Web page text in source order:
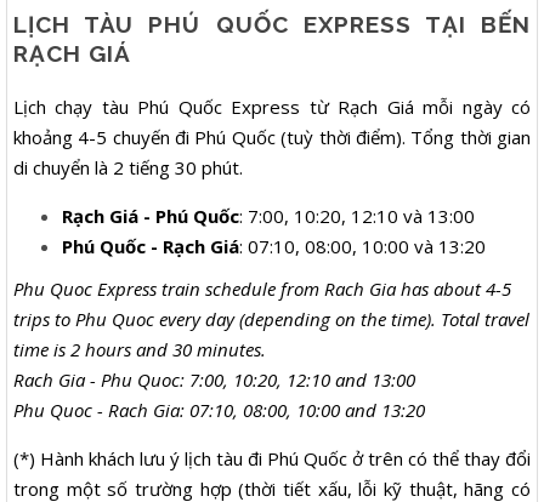
LỊCH TÀU PHÚ QUỐC EXPRESS TẠI BẾN
RẠCH GIÁ
Lịch chạy tàu Phú Quốc Express từ Rạch Giá mỗi ngày có
khoảng 4-5 chuyến đi Phú Quốc (tuỳ thời điểm). Tổng thời gian
di chuyển là 2 tiếng 30 phút.
Rạch Giá - Phú Quốc: 7:00, 10:20, 12:10 và 13:00
Phú Quốc - Rạch Giá: 07:10, 08:00, 10:00 và 13:20
Phu Quoc Express train schedule from Rach Gia has about 4-5
trips to Phu Quoc every day (depending on the time). Total travel
time is 2 hours and 30 minutes.
Rach Gia - Phu Quoc: 7:00, 10:20, 12:10 and 13:00
Phu Quoc - Rach Gia: 07:10, 08:00, 10:00 and 13:20
(*) Hành khách lưu ý lịch tàu đi Phú Quốc ở trên có thể thay đổi
trong một số trường hợp (thời tiết xấu, lỗi kỹ thuật, hãng có